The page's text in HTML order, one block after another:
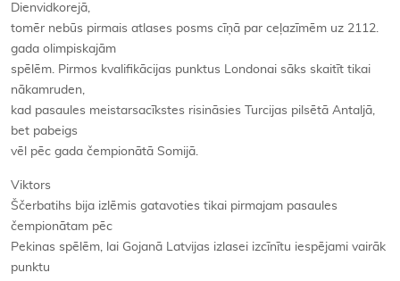
Dienvidkorejā,
tomēr nebūs pirmais atlases posms cīņā par ceļazīmēm uz 2112.
gada olimpiskajām
spēlēm. Pirmos kvalifikācijas punktus Londonai sāks skaitīt tikai
nākamruden,
kad pasaules meistarsacīkstes risināsies Turcijas pilsētā Antaljā,
bet pabeigs
vēl pēc gada čempionātā Somijā.
Viktors
Ščerbatihs bija izlēmis gatavoties tikai pirmajam pasaules
čempionātam pēc
Pekinas spēlēm, lai Gojanā Latvijas izlasei izcīnītu iespējami vairāk
punktu